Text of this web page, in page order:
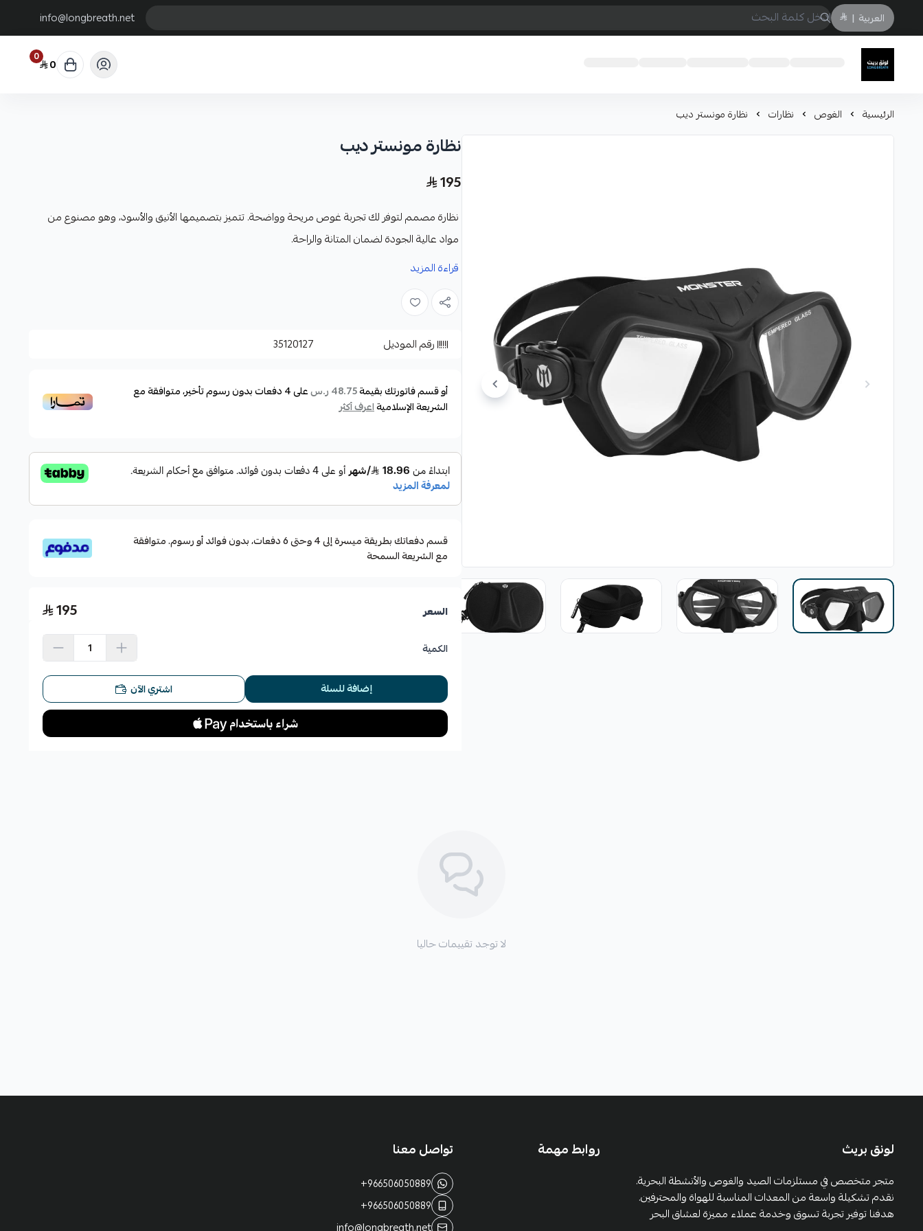
العربية |
info@longbreath.net
لونق بريث
0 0
الرئيسية الغوص نظارات نظارة مونستر ديب
نظارة مونستر ديب
195
نظارة مصمم لتوفر لك تجربة غوص مريحة وواضحة. تتميز بتصميمها الأنيق والأسود، وهو مصنوع من
مواد عالية الجودة لضمان المتانة والراحة.
المميزات:
العدسات مزود بعدسات واسعة الرؤية توفر رؤية واضحة تحت الماء.
تصميم مريح يقلل الضغط على الوجه.
مناسب للعديد من الأنشطة المائية الأخرى مثل snorkeling و freediving.
قراءة المزيد
رقم الموديل 35120127
أو قسم فاتورتك بقيمة48.75 ر.س على4دفعات بدون رسوم تأخير، متوافقة مع
الشريعة الإسلاميةاعرف أكثر
قسم دفعاتك بطريقة ميسرة إلى 4 وحتى 6 دفعات، بدون فوائد أو رسوم. متوافقة
مع الشريعة السمحة
السعر 195
الكمية
إضافة للسلة اشتري الآن
لا توجد تقييمات حاليا
لونق بريث
متجر متخصص في مستلزمات الصيد والغوص والأنشطة البحرية.
نقدم تشكيلة واسعة من المعدات المناسبة للهواة والمحترفين.
هدفنا توفير تجربة تسوق وخدمة عملاء مميزة لعشاق البحر
روابط مهمة تواصل معنا
+966506050889
+966506050889